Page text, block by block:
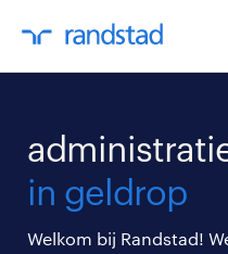
in geldrop
Welkom bij Randstad!